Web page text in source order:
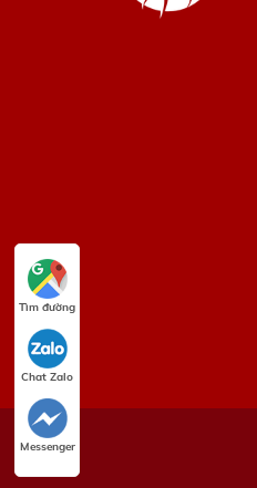
Tìm đường
Chat Zalo
Messenger